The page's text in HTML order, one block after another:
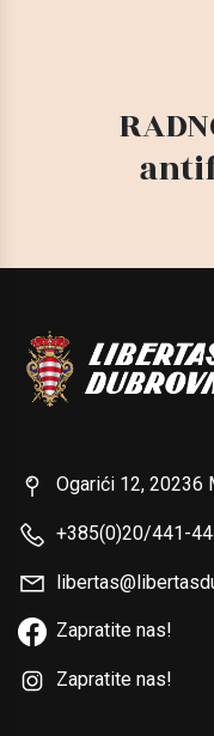
Ogarići 12, 20236
+385(0)20/441-
Zapratite nas!
Zapratite nas!